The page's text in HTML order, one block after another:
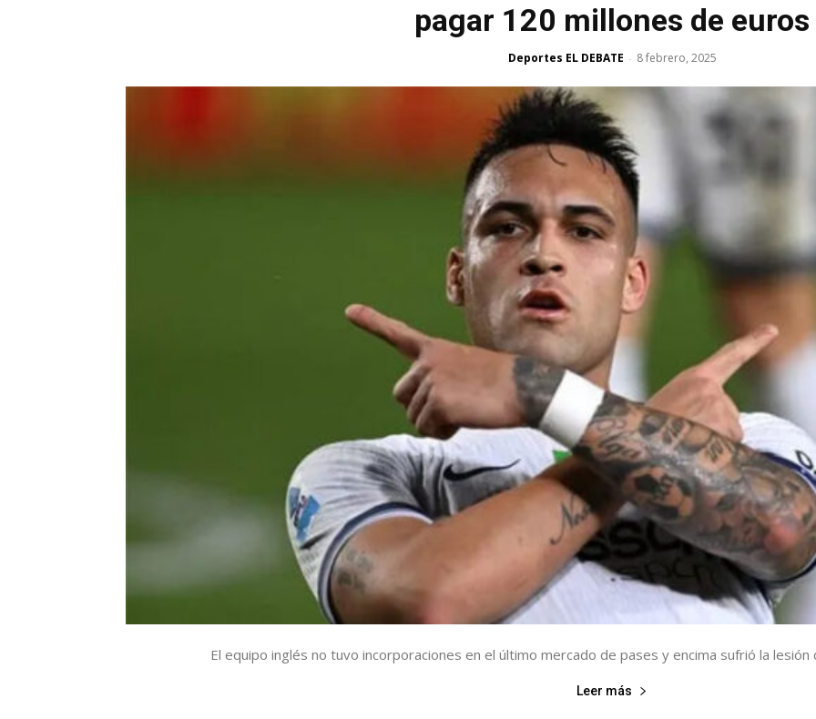
pagar 120 millones de euros
Deportes EL DEBATE - 8 febrero, 2025
El equipo inglés no tuvo incorporaciones en el último mercado de pases y encima sufrió la lesión
Leer más